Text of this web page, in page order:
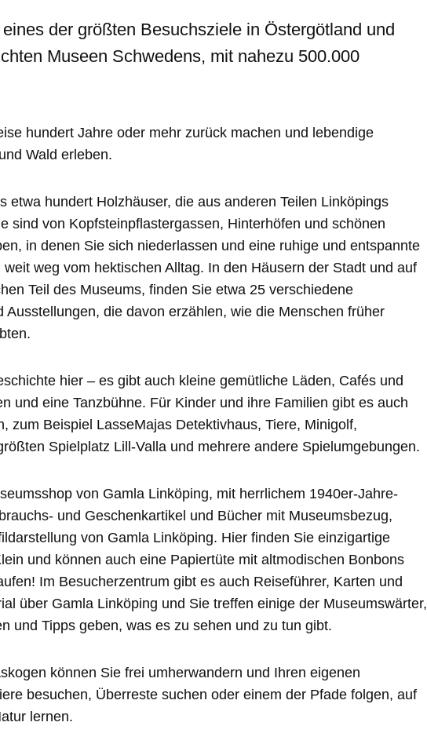
der größten Besuchsziele in Östergötland und
Museen Schwedens, mit nahezu 500.000
hundert Jahre oder mehr zurück machen und lebendige
Wald erleben.
etwa hundert Holzhäuser, die aus anderen Teilen Linköpings
sind von Kopfsteinpflastergassen, Hinterhöfen und schönen
in denen Sie sich niederlassen und eine ruhige und entspannte
weg vom hektischen Alltag. In den Häusern der Stadt und auf
Teil des Museums, finden Sie etwa 25 verschiedene
Ausstellungen, die davon erzählen, wie die Menschen früher
hier – es gibt auch kleine gemütliche Läden, Cafés und
und eine Tanzbühne. Für Kinder und ihre Familien gibt es auch
zum Beispiel LasseMajas Detektivhaus, Tiere, Minigolf,
Spielplatz Lill-Valla und mehrere andere Spielumgebungen.
von Gamla Linköping, mit herrlichem 1940er-Jahre-
und Geschenkartikel und Bücher mit Museumsbezug,
von Gamla Linköping. Hier finden Sie einzigartige
und können auch eine Papiertüte mit altmodischen Bonbons
Im Besucherzentrum gibt es auch Reiseführer, Karten und
über Gamla Linköping und Sie treffen einige der Museumswärter,
und Tipps geben, was es zu sehen und zu tun gibt.
können Sie frei umherwandern und Ihren eigenen
besuchen, Überreste suchen oder einem der Pfade folgen, auf
lernen.